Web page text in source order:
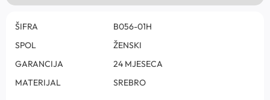
ŠIFRA
B056-01H
SPOL
ŽENSKI
GARANCIJA
24 MJESECA
MATERIJAL
SREBRO